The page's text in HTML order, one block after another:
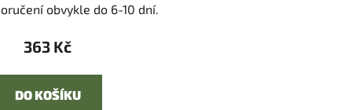
obvykle do 6-10 dní.
363 Kč
DO KOŠÍKU